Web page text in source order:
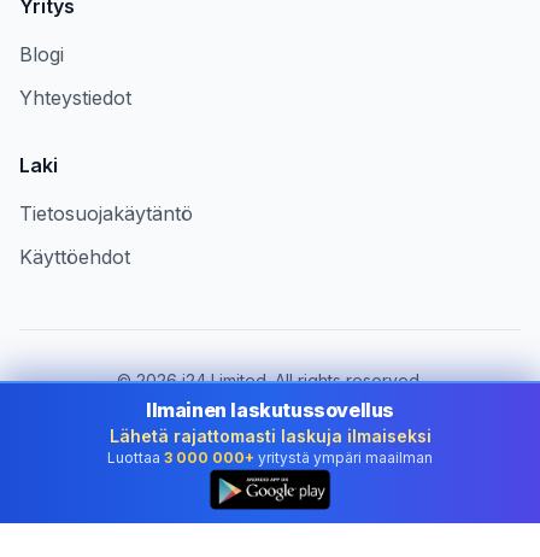
Yritys
Blogi
Yhteystiedot
Laki
Tietosuojakäytäntö
Käyttöehdot
©2026i24 Limited. All rights reserved.
Palvelemme yrityksiä maassa Finland
Vaihda maa:
Finland
Ilmainen laskutussovellus
Lähetä rajattomasti laskuja ilmaiseksi
Luottaa 3 000 000+ yritystä ympäri maailman